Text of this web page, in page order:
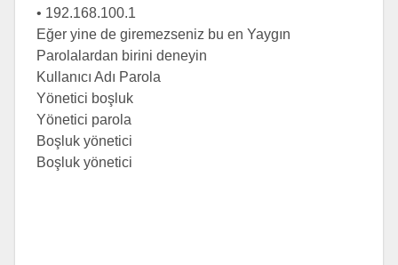
• 192.168.100.1
Eğer yine de giremezseniz bu en Yaygın
Parolalardan birini deneyin
Kullanıcı Adı Parola
Yönetici boşluk
Yönetici parola
Boşluk yönetici
Boşluk yönetici